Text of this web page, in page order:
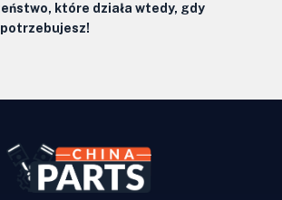
które działa wtedy, gdy